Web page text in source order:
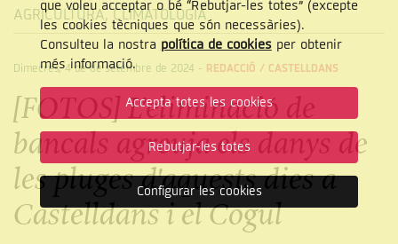
CERCAR
AGRICULTURA,CLIMATOLOGIA
Dimecres, 4 de de setembre de 2024 - REDACCIÓ / CASTELLDANS
[FOTOS] L'eliminació de
bancals agreuja els danys de
les pluges d'aquests dies a
Castelldans i el Cogul
que voleu acceptar o bé “Rebutjar-les totes” (excepte
les cookies tècniques que són necessàries).
Consulteu la nostra política de cookiesper obtenir
més informació.
Accepta totes les cookies
Rebutjar-les totes
Configurar les cookies